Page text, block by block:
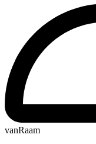
vanRaam